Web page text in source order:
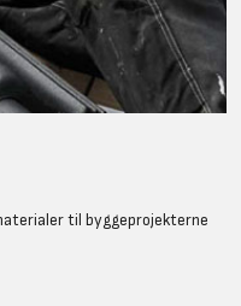
til byggeprojekterne